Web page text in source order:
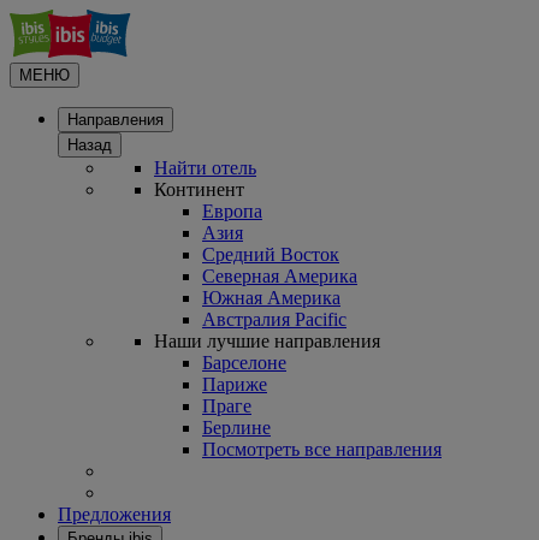
МЕНЮ
Направления
Назад
Найти отель
Континент
Европа
Азия
Средний Восток
Северная Америка
Южная Америка
Австралия Pacific
Наши лучшие направления
Барселоне
Париже
Праге
Берлине
Посмотреть все направления
Предложения